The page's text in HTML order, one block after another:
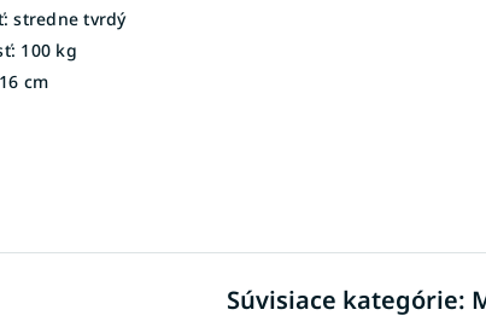
stredne tvrdý
100 kg
16 cm
á
a
Súvisiace kategórie: